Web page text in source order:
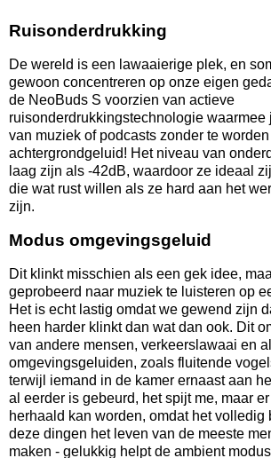
Ruisonderdrukking
De wereld is een lawaaierige plek, en
gewoon concentreren op onze eigen
de NeoBuds S voorzien van actieve
ruisonderdrukkingstechnologie waarmee
van muziek of podcasts zonder te
achtergrondgeluid! Het niveau van
laag zijn als -42dB, waardoor ze ideaal
die wat rust willen als ze hard aan het
zijn.
Modus omgevingsgeluid
Dit klinkt misschien als een gek idee,
geprobeerd naar muziek te luisteren op
Het is echt lastig omdat we gewend zijn
heen harder klinkt dan wat dan ook. Dit
van andere mensen, verkeerslawaai en
omgevingsgeluiden, zoals fluitende
terwijl iemand in de kamer ernaast aan
al eerder is gebeurd, het spijt me, maar
herhaald kan worden, omdat het volledig
deze dingen het leven van de meeste
maken - gelukkig helpt de ambient